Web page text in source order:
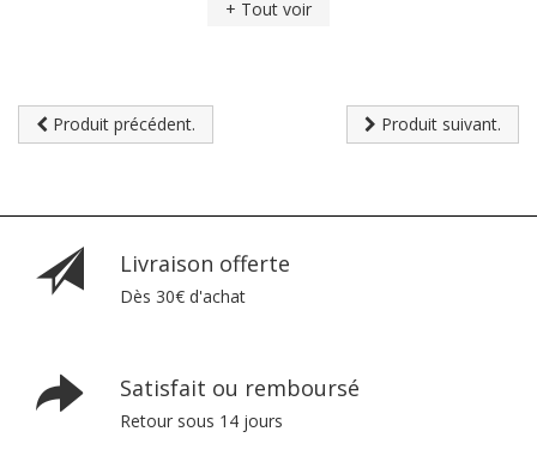
+ Tout voir
Produit précédent. Produit suivant.
Livraison offerte
Dès 30€ d'achat
Satisfait ou remboursé
Retour sous 14 jours